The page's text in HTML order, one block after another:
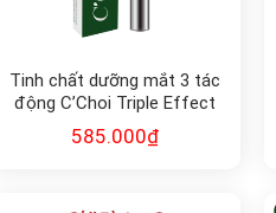
Tinh chất dưỡng mắt 3 tác
động C’Choi Triple Effect
Eye Serum
585.000₫